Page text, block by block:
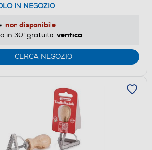
IN NEGOZIO
non disponibile
in 30' gratuito: verifica
CERCA NEGOZIO